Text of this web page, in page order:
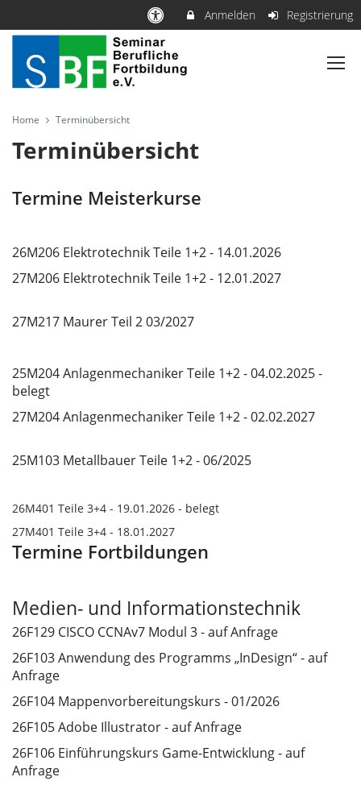
Anmelden Registrierung
Home Terminübersicht
Terminübersicht
Termine Meisterkurse
26M206 Elektrotechnik Teile 1+2 - 14.01.2026
27M206 Elektrotechnik Teile 1+2 - 12.01.2027
27M217 Maurer Teil 2 03/2027
25M204 Anlagenmechaniker Teile 1+2 - 04.02.2025 -
belegt
27M204 Anlagenmechaniker Teile 1+2 - 02.02.2027
25M103 Metallbauer Teile 1+2 - 06/2025
26M401 Teile 3+4 - 19.01.2026 - belegt
27M401 Teile 3+4 - 18.01.2027
Termine Fortbildungen
Medien- und Informationstechnik
26F129 CISCO CCNAv7 Modul 3 - auf Anfrage
26F103 Anwendung des Programms „InDesign“ - auf
Anfrage
26F104 Mappenvorbereitungskurs - 01/2026
26F105 Adobe Illustrator - auf Anfrage
26F106 Einführungskurs Game-Entwicklung - auf
Anfrage